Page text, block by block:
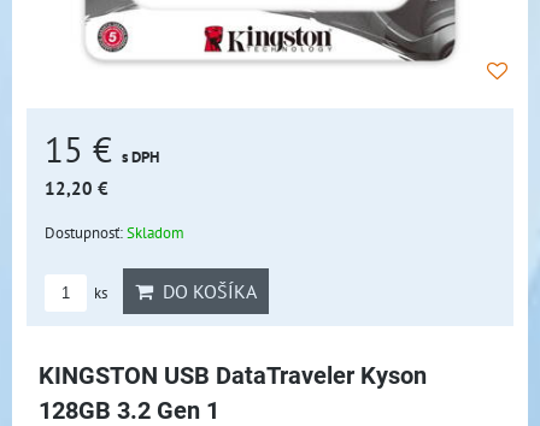
15 € s DPH
12,20 €
Dostupnosť:Skladom
ks DO KOŠÍKA
KINGSTON USB DataTraveler Kyson
128GB 3.2 Gen 1